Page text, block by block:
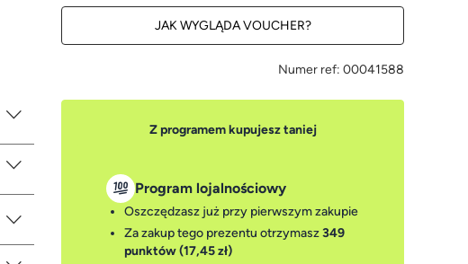
JAK WYGLĄDA VOUCHER?
Numer ref: 00041588
Z programem kupujesz taniej
Program lojalnościowy
Oszczędzasz już przy pierwszym zakupie
Za zakup tego prezentu otrzymasz349
punktów (17,45 zł)